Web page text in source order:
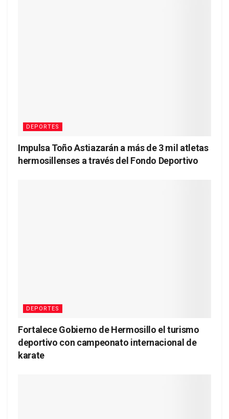
DEPORTES
Impulsa Toño Astiazarán a más de 3 mil atletas
hermosillenses a través del Fondo Deportivo
DEPORTES
Fortalece Gobierno de Hermosillo el turismo
deportivo con campeonato internacional de
karate